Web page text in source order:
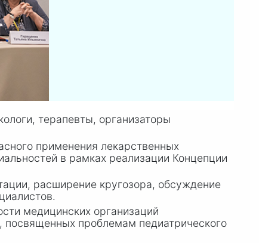
терапевты, организаторы
применения лекарственных
в рамках реализации Концепции
расширение кругозора, обсуждение
медицинских организаций
проблемам педиатрического